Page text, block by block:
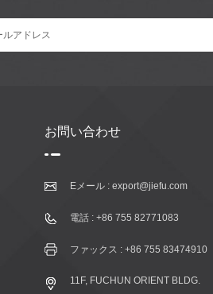
お問い合わせ
Eメール : export@jiefu.com
電話 : +86 755 82771083
ファックス : +86 755 83474910
11F, FUCHUN ORIENT BLDG.